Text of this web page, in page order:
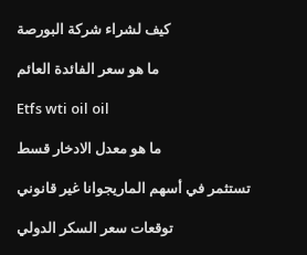
كيف لشراء شركة البورصة
ما هو سعر الفائدة العائم
Etfs wti oil oil
ما هو معدل الادخار قسط
تستثمر في أسهم الماريجوانا غير قانوني
توقعات سعر السكر الدولي